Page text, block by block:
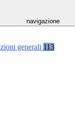
navigazione
generali 113